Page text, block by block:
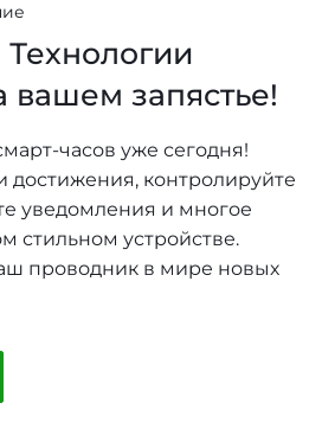
вашем запястье!
часов уже сегодня!
достижения, контролируйте
уведомления и многое
стильном устройстве.
проводник в мире новых